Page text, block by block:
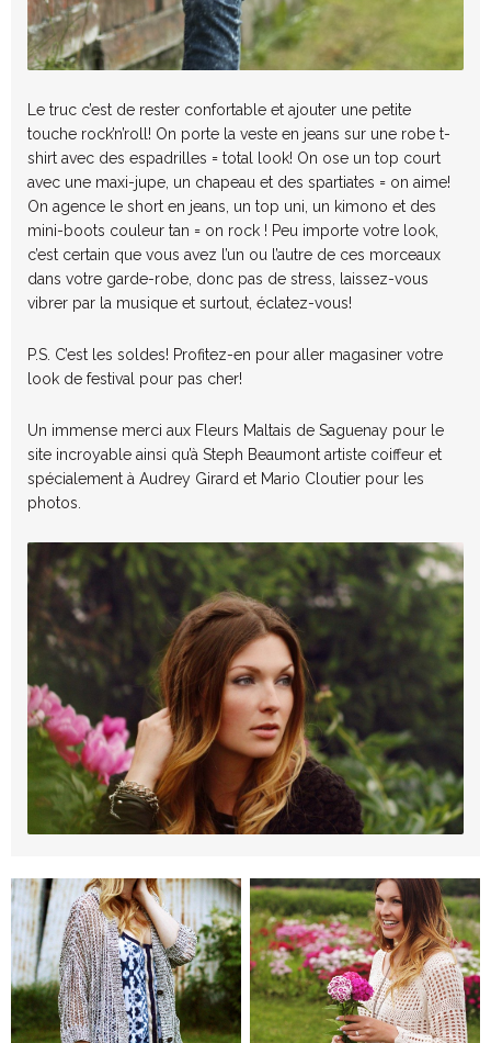
Le truc c’est de rester confortable et ajouter une petite
touche rock’n’roll! On porte la veste en jeans sur une robe t-
shirt avec des espadrilles = total look! On ose un top court
avec une maxi-jupe, un chapeau et des spartiates = on aime!
On agence le short en jeans, un top uni, un kimono et des
mini-boots couleur tan = on rock ! Peu importe votre look,
c’est certain que vous avez l’un ou l’autre de ces morceaux
dans votre garde-robe, donc pas de stress, laissez-vous
vibrer par la musique et surtout, éclatez-vous!
P.S. C’est les soldes! Profitez-en pour aller magasiner votre
look de festival pour pas cher!
Un immense merci aux Fleurs Maltais de Saguenay pour le
site incroyable ainsi qu’à Steph Beaumont artiste coiffeur et
spécialement à Audrey Girard et Mario Cloutier pour les
photos.